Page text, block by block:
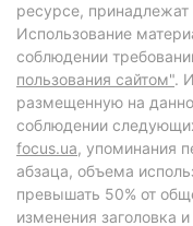
ресурсе,
Использование
соблюдении
пользования сайтом".
размещенную на
соблюдении
focus.ua, упоминания
абзаца, объема
превышать 50% от
изменения заголовка